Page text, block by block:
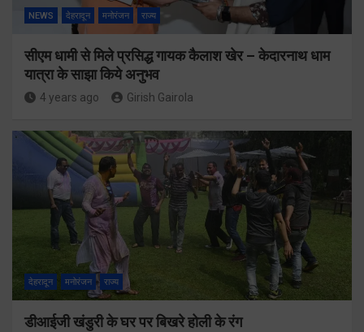
NEWS देहरादून मनोरंजन राज्य
सीएम धामी से मिले प्रसिद्ध गायक कैलाश खेर – केदारनाथ धाम
यात्रा के साझा किये अनुभव
4 years ago Girish Gairola
देहरादून मनोरंजन राज्य
डीआईजी खंडुरी के घर पर बिखरे होली के रंग